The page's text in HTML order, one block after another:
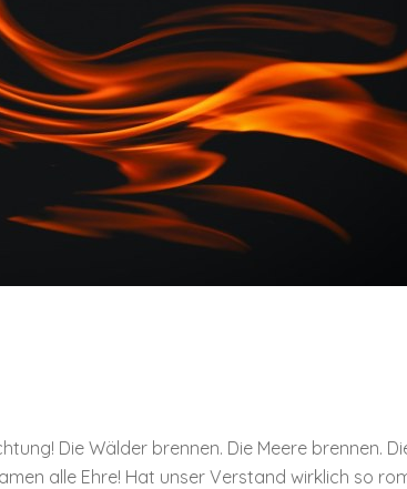
Die Wälder brennen. Die Meere brennen.
alle Ehre! Hat unser Verstand wirklich so